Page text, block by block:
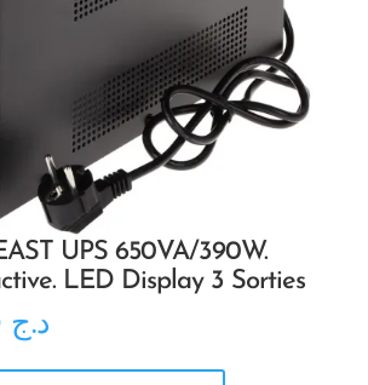
UPS 650VA/390W.
LED Display 3 Sorties
د.ج 7.300,00